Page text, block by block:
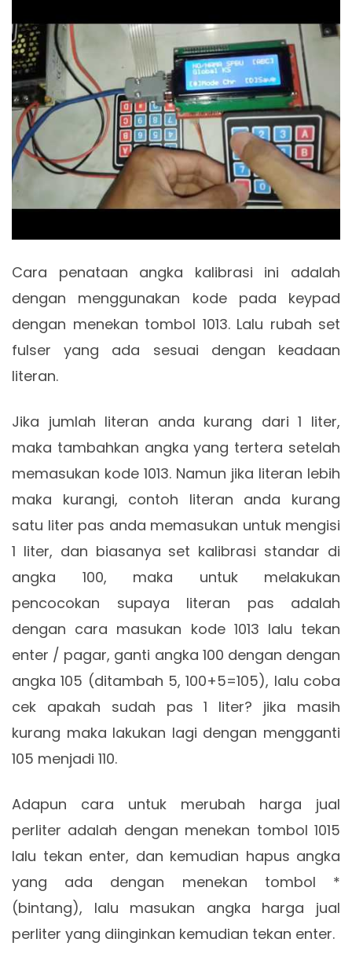
Cara penataan angka kalibrasi ini adalah
dengan menggunakan kode pada keypad
dengan menekan tombol 1013. Lalu rubah set
fulser yang ada sesuai dengan keadaan
literan.
Jika jumlah literan anda kurang dari 1 liter,
maka tambahkan angka yang tertera setelah
memasukan kode 1013. Namun jika literan lebih
maka kurangi, contoh literan anda kurang
satu liter pas anda memasukan untuk mengisi
1 liter, dan biasanya set kalibrasi standar di
angka 100, maka untuk melakukan
pencocokan supaya literan pas adalah
dengan cara masukan kode 1013 lalu tekan
enter / pagar, ganti angka 100 dengan dengan
angka 105 (ditambah 5, 100+5=105), lalu coba
cek apakah sudah pas 1 liter? jika masih
kurang maka lakukan lagi dengan mengganti
105 menjadi 110.
Adapun cara untuk merubah harga jual
perliter adalah dengan menekan tombol 1015
lalu tekan enter, dan kemudian hapus angka
yang ada dengan menekan tombol *
(bintang), lalu masukan angka harga jual
perliter yang diinginkan kemudian tekan enter.